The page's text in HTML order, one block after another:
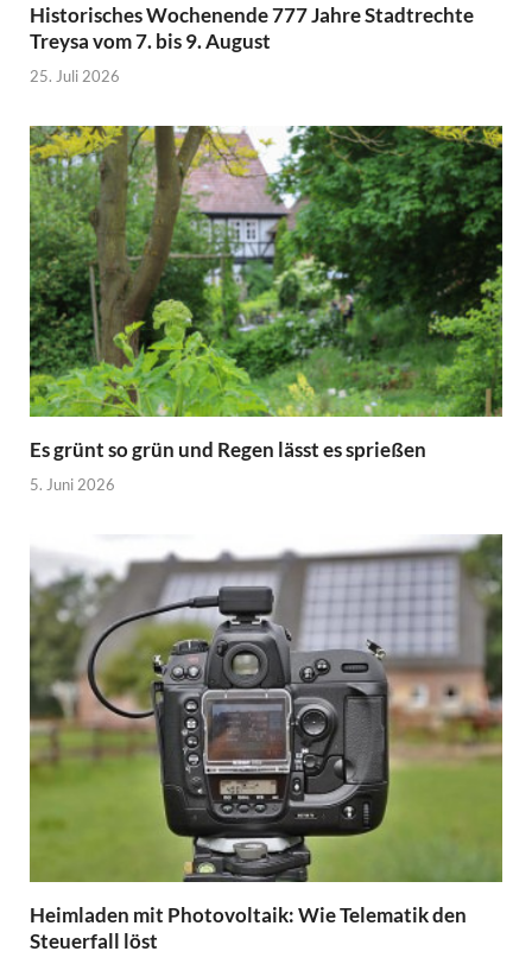
Historisches Wochenende 777 Jahre Stadtrechte
Treysa vom 7. bis 9. August
25. Juli 2026
Es grünt so grün und Regen lässt es sprießen
5. Juni 2026
Heimladen mit Photovoltaik: Wie Telematik den
Steuerfall löst